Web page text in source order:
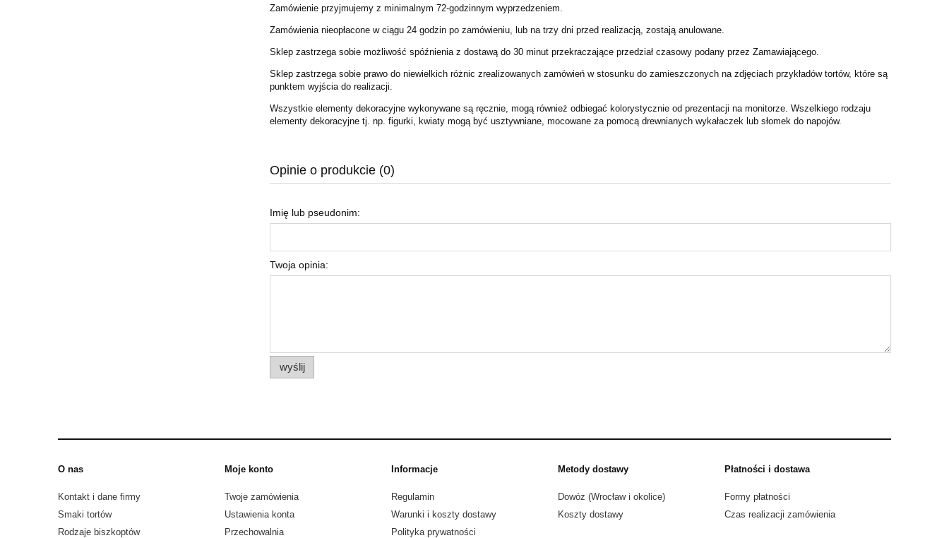
Zamówienie przyjmujemy z minimalnym 72-godzinnym wyprzedzeniem.
Zamówienia nieopłacone w ciągu 24 godzin po zamówieniu, lub na trzy dni przed realizacją, zostają anulowane.
Sklep zastrzega sobie możliwość spóźnienia z dostawą do 30 minut przekraczające przedział czasowy podany przez Zamawiającego.
Sklep zastrzega sobie prawo do niewielkich różnic zrealizowanych zamówień w stosunku do zamieszczonych na zdjęciach przykładów tortów, które są
punktem wyjścia do realizacji.
Wszystkie elementy dekoracyjne wykonywane są ręcznie, mogą również odbiegać kolorystycznie od prezentacji na monitorze. Wszelkiego rodzaju
elementy dekoracyjne tj. np. figurki, kwiaty mogą być usztywniane, mocowane za pomocą drewnianych wykałaczek lub słomek do napojów.
Opinie o produkcie (0)
Imię lub pseudonim:
Twoja opinia:
wyślij
O nas
Kontakt i dane firmy
Smaki tortów
Rodzaje biszkoptów
Moje konto
Twoje zamówienia
Ustawienia konta
Przechowalnia
Informacje
Regulamin
Warunki i koszty dostawy
Polityka prywatności
Metody dostawy
Dowóz (Wrocław i okolice)
Koszty dostawy
Płatności i dostawa
Formy płatności
Czas realizacji zamówienia